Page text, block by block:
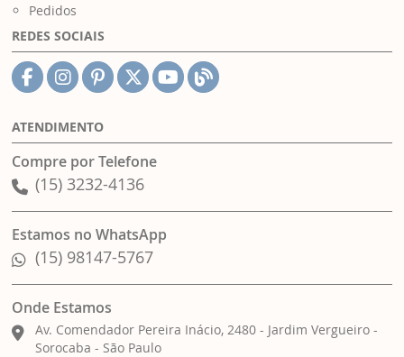
Pedidos
REDES SOCIAIS
ATENDIMENTO
Compre por Telefone
(15) 3232-4136
Estamos no WhatsApp
(15) 98147-5767
Onde Estamos
Av. Comendador Pereira Inácio, 2480 - Jardim Vergueiro -
Sorocaba - São Paulo